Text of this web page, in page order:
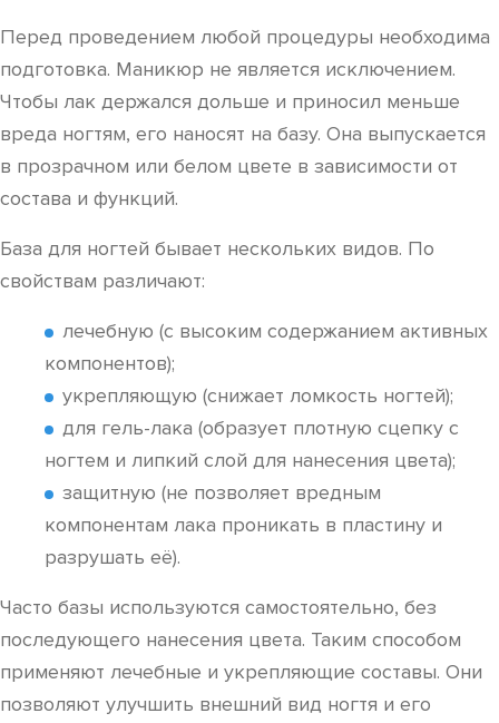
Перед проведением любой процедуры необходима
подготовка. Маникюр не является исключением.
Чтобы лак держался дольше и приносил меньше
вреда ногтям, его наносят на базу. Она выпускается
в прозрачном или белом цвете в зависимости от
состава и функций.
База для ногтей бывает нескольких видов. По
свойствам различают:
лечебную (с высоким содержанием активных
компонентов);
укрепляющую (снижает ломкость ногтей);
для гель-лака (образует плотную сцепку с
ногтем и липкий слой для нанесения цвета);
защитную (не позволяет вредным
компонентам лака проникать в пластину и
разрушать её).
Часто базы используются самостоятельно, без
последующего нанесения цвета. Таким способом
применяют лечебные и укрепляющие составы. Они
позволяют улучшить внешний вид ногтя и его